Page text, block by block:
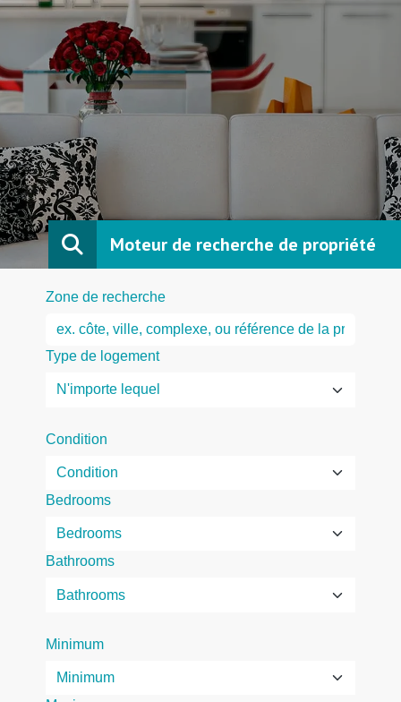
Moteur de recherche de propriété
Zone de recherche
Type de logement
Condition
Bedrooms
Bathrooms
Minimum